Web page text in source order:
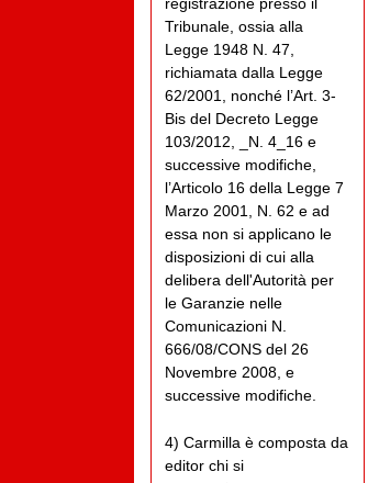
Tribunale, ossia alla
Legge 1948 N. 47,
richiamata dalla Legge
62/2001, nonché l’Art. 3-
Bis del Decreto Legge
103/2012, _N. 4_16 e
successive modifiche,
l’Articolo 16 della Legge 7
Marzo 2001, N. 62 e ad
essa non si applicano le
disposizioni di cui alla
delibera dell'Autorità per
le Garanzie nelle
Comunicazioni N.
666/08/CONS del 26
Novembre 2008, e
successive modifiche.
4) Carmilla è composta da
editor chi si